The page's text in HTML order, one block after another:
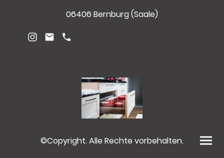
06406 Bernburg (Saale)
©Copyright. Alle Rechte vorbehalten.